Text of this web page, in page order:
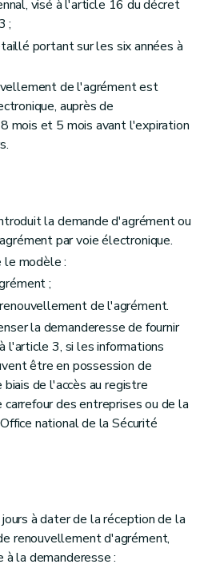
visé à l'article 16 du décret
;
portant sur les six années à
de l'agrément est
auprès de
mois et 5 mois avant l'expiration
la demande d'agrément ou
par voie électronique.
le modèle :
;
de l'agrément.
la demanderesse de fournir
l'article 3, si les informations
être en possession de
de l'accès au registre
carrefour des entreprises ou de la
national de la Sécurité
à dater de la réception de la
renouvellement d'agrément,
la demanderesse :